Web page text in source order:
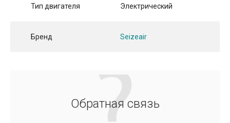
Тип двигателя Электрический
Бренд Seizeair
Обратная связь